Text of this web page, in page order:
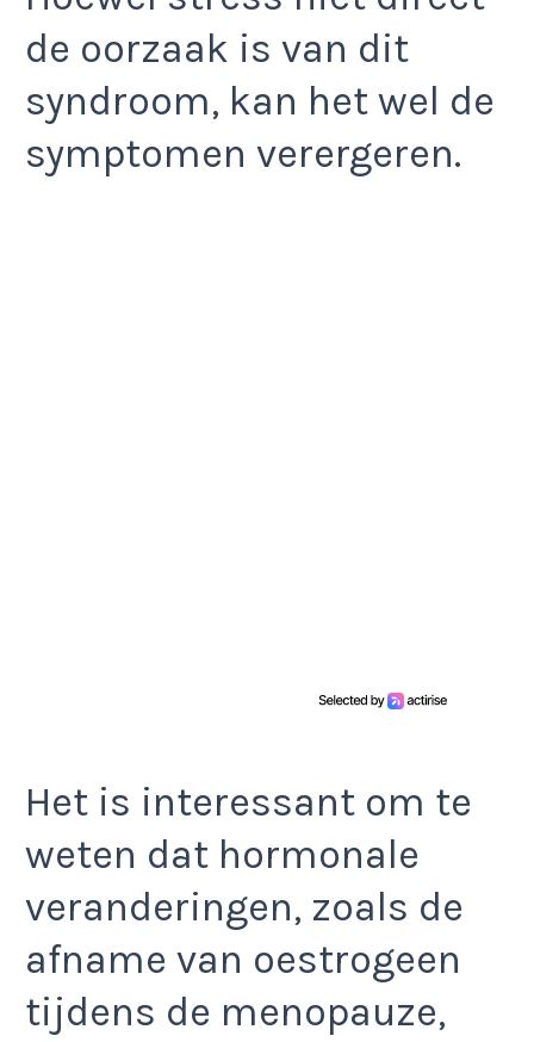
de oorzaak is van dit
syndroom, kan het wel de
symptomen verergeren.
Het is interessant om te
weten dat hormonale
veranderingen, zoals de
afname van oestrogeen
tijdens de menopauze,